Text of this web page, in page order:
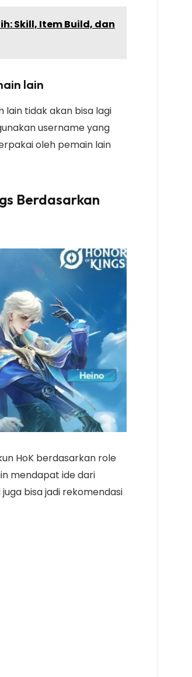
Skill, Item Build, dan
lain
lain tidak akan bisa lagi
username yang
oleh pemain lain
Berdasarkan
HoK berdasarkan role
mendapat ide dari
bisa jadi rekomendasi